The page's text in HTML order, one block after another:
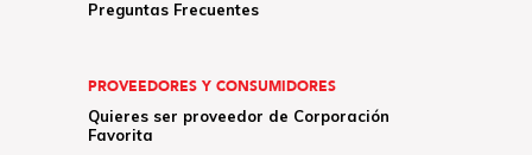
Preguntas Frecuentes
PROVEEDORES Y CONSUMIDORES
Quieres ser proveedor de Corporación
Favorita